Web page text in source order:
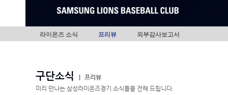
라이온즈 소식 프리뷰 외부감사보고서
구단소식
프리뷰
미리 만나는 삼성라이온즈경기 소식들을 전해 드립니다.